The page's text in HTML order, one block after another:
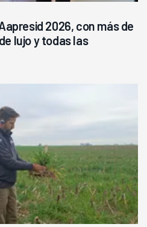
2026, con más de
lujo y todas las